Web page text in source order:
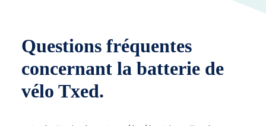
Questions fréquentes
concernant la batterie de
vélo Txed.